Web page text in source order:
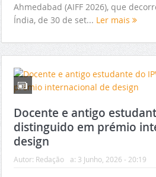
Ahmedabad (AIFF 2026), que
Índia, de 30 de set... Ler mais
Docente e antigo
distinguido em prémio
design
Autor: Redação a: 3 Junho, 2026 - 20:19